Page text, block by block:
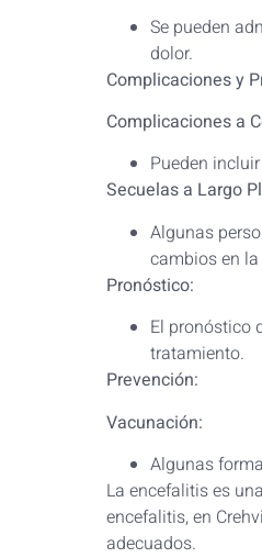
Se pueden
dolor.
Complicaciones y
Complicaciones a
Pueden
Secuelas a Largo
Algunas
cambios en
Pronóstico:
El pronóstico
tratamiento.
Prevención:
Vacunación:
Algunas
La encefalitis es
encefalitis, en
adecuados.